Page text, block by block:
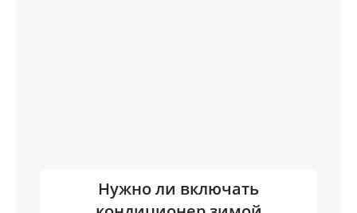
Нужно ли включать